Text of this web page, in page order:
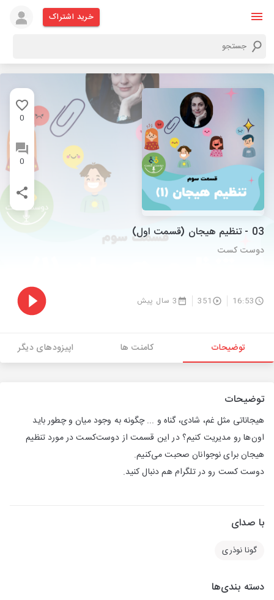
خرید اشتراک
0
0
03 - تنظیم هیجان (قسمت اول)
دوست کست
16:53
351 3 سال پیش
توضیحات کامنت ها اپیزودهای دیگر
توضیحات
هیجاناتی مثل غم، شادی، گناه و ... چگونه به وجود میان و چطور باید
اون‌ها رو مدیریت کنیم؟ در این قسمت از دوست‌کست در مورد تنظیم
هیجان برای نوجوانان صحبت می‌کنیم.
دوست کست رو در تلگرام هم دنبال کنید.
با صدای
گونا نوذری
دسته بندی‌ها